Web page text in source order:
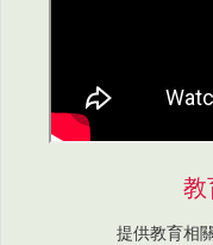
教
提供教育相